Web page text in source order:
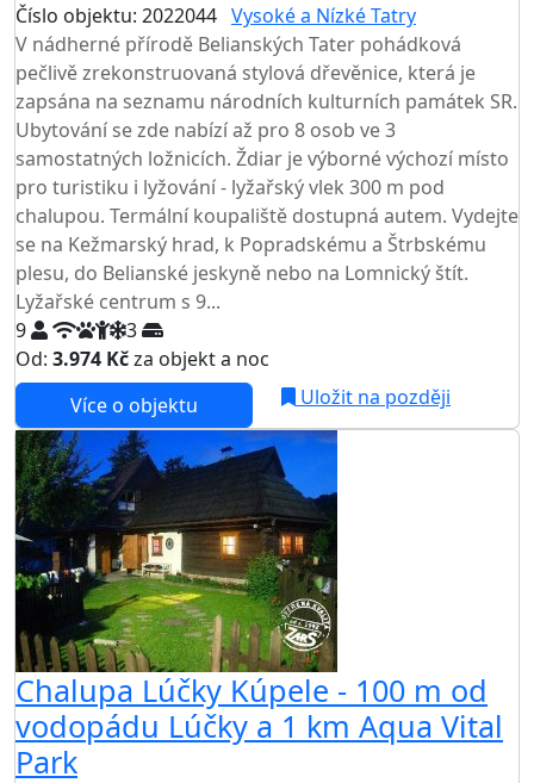
Číslo objektu: 2022044 Vysoké a Nízké Tatry
V nádherné přírodě Belianských Tater pohádková
pečlivě zrekonstruovaná stylová dřevěnice, která je
zapsána na seznamu národních kulturních památek SR.
Ubytování se zde nabízí až pro 8 osob ve 3
samostatných ložnicích. Ždiar je výborné výchozí místo
pro turistiku i lyžování - lyžařský vlek 300 m pod
chalupou. Termální koupaliště dostupná autem. Vydejte
se na Kežmarský hrad, k Popradskému a Štrbskému
plesu, do Belianské jeskyně nebo na Lomnický štít.
Lyžařské centrum s 9...
9
3
Od: 3.974 Kčza objekt a noc
Více o objektu Uložit na později
Chalupa Lúčky Kúpele - 100 m od
vodopádu Lúčky a 1 km Aqua Vital
Park